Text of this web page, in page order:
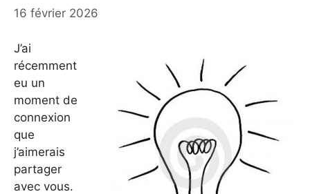
16 février 2026
J’ai
récemment
eu un
moment de
connexion
que
j’aimerais
partager
avec vous.